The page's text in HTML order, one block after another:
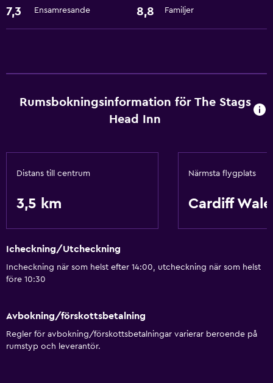
7,3 Ensamresande 8,8 Familjer
Rumsbokningsinformation för The Stags
Head Inn
Distans till centrum
3,5 km
Närmsta flygplats
Cardiff
Icheckning/Utcheckning
Incheckning när som helst efter 14:00, utcheckning när som helst
före 10:30
Avbokning/förskottsbetalning
Regler för avbokning/förskottsbetalningar varierar beroende på
rumstyp och leverantör.